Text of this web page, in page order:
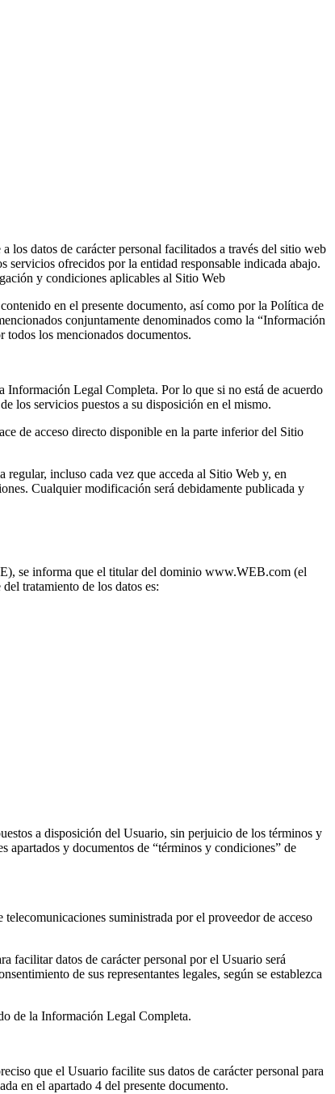
los datos de carácter personal facilitados a través del sitio web
ofrecidos por la entidad responsable indicada abajo.
y condiciones aplicables al Sitio Web
en el presente documento, así como por la Política de
conjuntamente denominados como la “Información
los mencionados documentos.
Legal Completa. Por lo que si no está de acuerdo
los servicios puestos a su disposición en el mismo.
de acceso directo disponible en la parte inferior del Sitio
incluso cada vez que acceda al Sitio Web y, en
Cualquier modificación será debidamente publicada y
se informa que el titular del dominio www.WEB.com (el
tratamiento de los datos es:
a disposición del Usuario, sin perjuicio de los términos y
apartados y documentos de “términos y condiciones” de
suministrada por el proveedor de acceso
facilitar datos de carácter personal por el Usuario será
de sus representantes legales, según se establezca
de la Información Legal Completa.
que el Usuario facilite sus datos de carácter personal para
en el apartado 4 del presente documento.